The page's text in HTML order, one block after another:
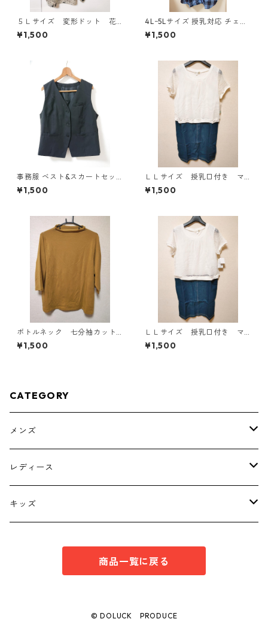
５Ｌサイズ 変形ドット 花
柄 ボウタイブラウス オフ
ホワイト KAE-4761
¥1,500
4Lｰ5Lサイズ 授乳対応 チェッ
ク柄 半袖ルームウェア マタニ
ティ ブルー系/グレー ◆KIY-1
¥1,500
事務服 ベスト&スカートセッ
ト 3L ブラック ◆KIY-1299◆
¥1,500
ＬＬサイズ 授乳口付き マ
タニティ ドッキングワンピ
ース ホワイト×ブルー KAE
¥1,500
ボトルネック 七分袖カット
ソー ４Ｌ マスタード KA
E-4817
¥1,500
ＬＬサイズ 授乳口付き マ
タニティ ドッキングワンピ
ース ホワイト×ブルー KAE
¥1,500
CATEGORY
メンズ
トップス
ボトムス
レディース
トップス
キッズ
商品一覧に戻る
© DOLUCK PRODUCE